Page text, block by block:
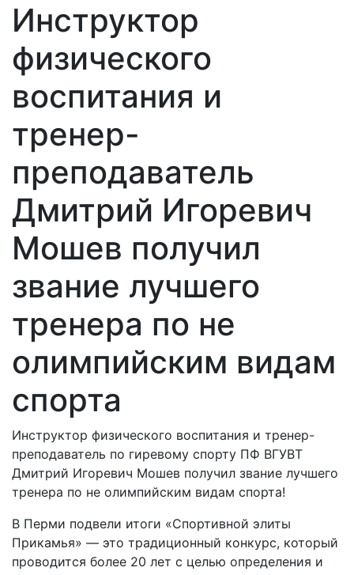
Инструктор
физического
воспитания и
тренер-
преподаватель
Дмитрий Игоревич
Мошев получил
звание лучшего
тренера по не
олимпийским видам
спорта
Инструктор физического воспитания и тренер-
преподаватель по гиревому спорту ПФ ВГУВТ
Дмитрий Игоревич Мошев получил звание лучшего
тренера по не олимпийским видам спорта!
В Перми подвели итоги «Спортивной элиты
Прикамья» — это традиционный конкурс, который
проводится более 20 лет с целью определения и